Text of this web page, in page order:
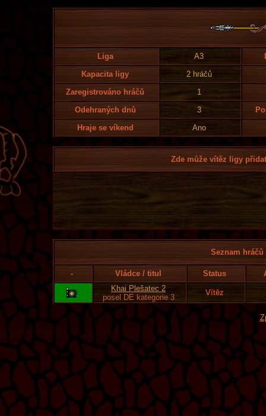
Liga A3
Kapacita ligy
2 hráčů
Zaregistrováno hráčů
1
Odehraných dnů
3
Hraje se víkend
Ano
Zde může vítěz ligy
Seznam
- Vládce / titul Status
Khai Plešatec 2
posel DE kategorie 3
Vítěz